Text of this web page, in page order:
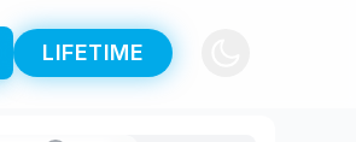
LIFETIME